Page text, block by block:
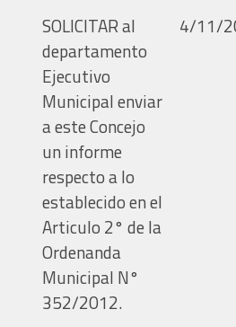
SOLICITAR al
departamento
Ejecutivo
Municipal enviar
a este Concejo
un informe
respecto a lo
establecido en el
Articulo 2° de la
Ordenanda
Municipal N°
352/2012.
4/11/